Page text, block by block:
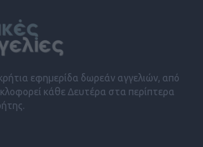
εφημερίδα δωρεάν αγγελιών, από
κάθε Δευτέρα στα περίπτερα